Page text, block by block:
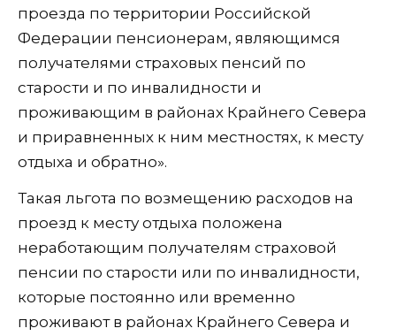
проезда по территории Российской
Федерации пенсионерам, являющимся
получателями страховых пенсий по
старости и по инвалидности и
проживающим в районах Крайнего Севера
и приравненных к ним местностях, к месту
отдыха и обратно».
Такая льгота по возмещению расходов на
проезд к месту отдыха положена
неработающим получателям страховой
пенсии по старости или по инвалидности,
которые постоянно или временно
проживают в районах Крайнего Севера и